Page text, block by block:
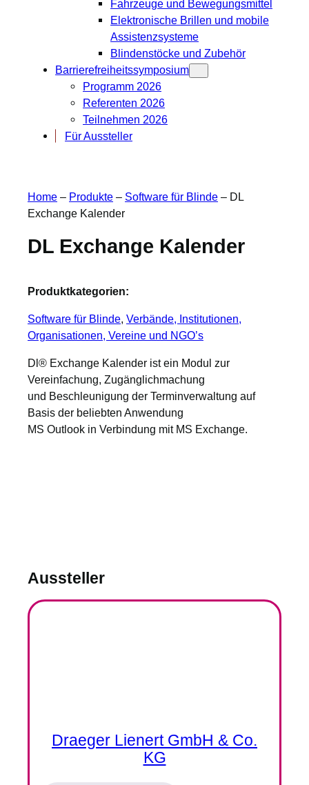
Fahrzeuge und Bewegungsmittel
Elektronische Brillen und mobile
Assistenzsysteme
Blindenstöcke und Zubehör
Barrierefreiheitssymposium
Programm 2026
Referenten 2026
Teilnehmen 2026
Für Aussteller
Home – Produkte – Software für Blinde – DL
Exchange Kalender
DL Exchange Kalender
Produktkategorien:
Software für Blinde, Verbände, Institutionen,
Organisationen, Vereine und NGO’s
Dl® Exchange Kalender ist ein Modul zur
Vereinfachung, Zugänglichmachung
und Beschleunigung der Terminverwaltung auf
Basis der beliebten Anwendung
MS Outlook in Verbindung mit MS Exchange.
Aussteller
Draeger Lienert GmbH & Co.
KG